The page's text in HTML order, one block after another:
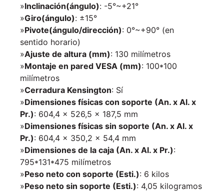
»Inclinación(ángulo): -5°~+21°
»Giro(ángulo): ±15°
»Pivote(ángulo/dirección): 0°~+90° (en
sentido horario)
»Ajuste de altura (mm): 130 milímetros
»Montaje en pared VESA (mm): 100*100
milímetros
»Cerradura Kensington: Sí
»Dimensiones físicas con soporte (An. x Al. x
Pr.): 604,4 x 526,5 x 187,5 mm
»Dimensiones físicas sin soporte (An. x Al. x
Pr.): 604,4 x 350,2 x 54,4 mm
»Dimensiones de la caja (An. x Al. x Pr.):
795*131*475 milímetros
»Peso neto con soporte (Esti.): 6 kilos
»Peso neto sin soporte (Esti.): 4,05 kilogramos